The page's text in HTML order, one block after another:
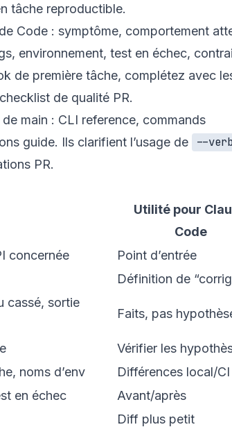
tâche reproductible.
Code : symptôme, comportement
environnement, test en échec,
de première tâche, complétez avec
checklist de qualité PR.
main : CLI reference, commands
guide. Ils clarifient l’usage de --
PR.
Utilité pour
Code
concernée
Point d’entrée
Définition de
cassé, sortie
Faits, pas
Vérifier les
noms d’env
Différences local/CI
en échec
Avant/après
Diff plus petit